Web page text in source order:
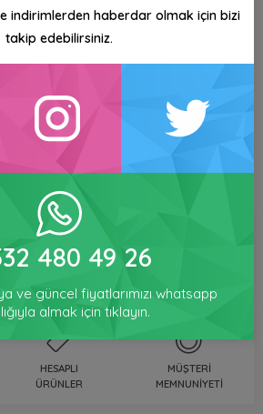
indirimlerden haberdar olmak için bizi
takip edebilirsiniz.
480 49 26
ve güncel fiyatlarımızı whatsapp
almak için tıklayın.
Çim
HESAPLI
ÜRÜNLER
MÜŞTERI
MEMNUNIYETI